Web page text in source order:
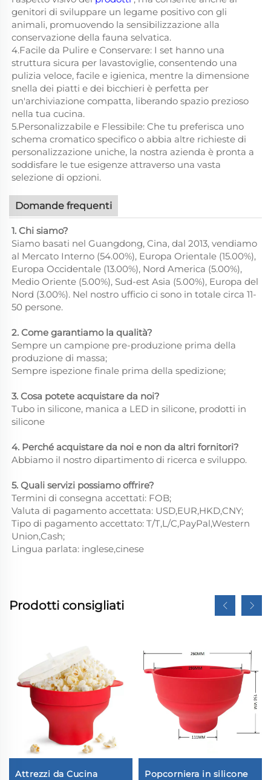
genitori di sviluppare un legame positivo con gli
animali, promuovendo la sensibilizzazione alla
conservazione della fauna selvatica.
4.Facile da Pulire e Conservare: I set hanno una
struttura sicura per lavastoviglie, consentendo una
pulizia veloce, facile e igienica, mentre la dimensione
snella dei piatti e dei bicchieri è perfetta per
un'archiviazione compatta, liberando spazio prezioso
nella tua cucina.
5.Personalizzabile e Flessibile: Che tu preferisca uno
schema cromatico specifico o abbia altre richieste di
personalizzazione uniche, la nostra azienda è pronta a
soddisfare le tue esigenze attraverso una vasta
selezione di opzioni.
Domande frequenti
1. Chi siamo?
Siamo basati nel Guangdong, Cina, dal 2013, vendiamo
al Mercato Interno (54.00%), Europa Orientale (15.00%),
Europa Occidentale (13.00%), Nord America (5.00%),
Medio Oriente (5.00%), Sud-est Asia (5.00%), Europa del
Nord (3.00%). Nel nostro ufficio ci sono in totale circa 11-
50 persone.
2. Come garantiamo la qualità?
Sempre un campione pre-produzione prima della
produzione di massa;
Sempre ispezione finale prima della spedizione;
3. Cosa potete acquistare da noi?
Tubo in silicone, manica a LED in silicone, prodotti in
silicone
4. Perché acquistare da noi e non da altri fornitori?
Abbiamo il nostro dipartimento di ricerca e sviluppo.
5. Quali servizi possiamo offrire?
Termini di consegna accettati: FOB;
Valuta di pagamento accettata: USD,EUR,HKD,CNY;
Tipo di pagamento accettato: T/T,L/C,PayPal,Western
Union,Cash;
Lingua parlata: inglese,cinese
Prodotti consigliati
Attrezzi da Cucina
Popcorniera in silicone